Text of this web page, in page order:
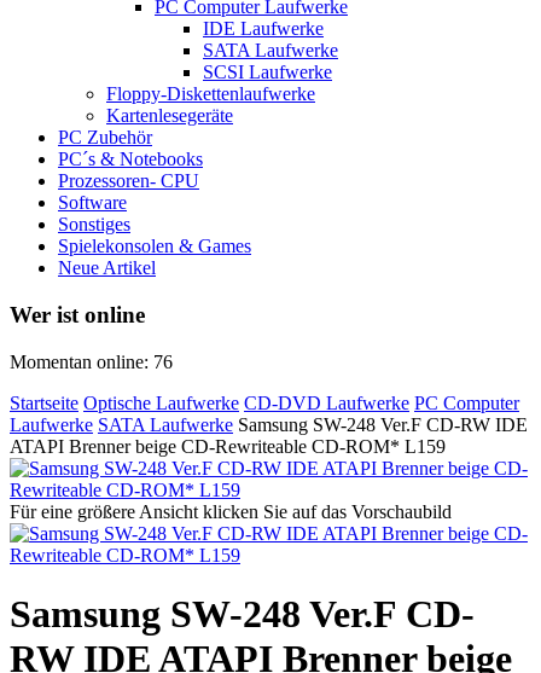
PC Computer Laufwerke
IDE Laufwerke
SATA Laufwerke
SCSI Laufwerke
Floppy-Diskettenlaufwerke
Kartenlesegeräte
PC Zubehör
PC´s & Notebooks
Prozessoren- CPU
Software
Sonstiges
Spielekonsolen & Games
Neue Artikel
Wer ist online
Momentan online: 76
Startseite Optische Laufwerke CD-DVD Laufwerke PC Computer
Laufwerke SATA Laufwerke Samsung SW-248 Ver.F CD-RW IDE
ATAPI Brenner beige CD-Rewriteable CD-ROM* L159
Für eine größere Ansicht klicken Sie auf das Vorschaubild
Samsung SW-248 Ver.F CD-
RW IDE ATAPI Brenner beige